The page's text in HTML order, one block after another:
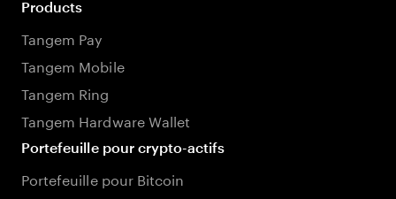
Products
Tangem Pay
Tangem Mobile
Tangem Ring
Tangem Hardware Wallet
Portefeuille pour crypto-actifs
Portefeuille pour Bitcoin